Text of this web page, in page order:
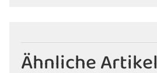
Ähnliche Artikel